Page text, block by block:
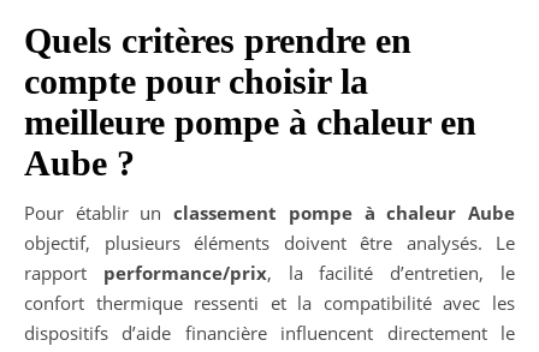
Quels critères prendre en
compte pour choisir la
meilleure pompe à chaleur en
Aube ?
Pour établir unclassement pompe à chaleur Aube
objectif, plusieurs éléments doivent être analysés. Le
rapport performance/prix, la facilité d’entretien, le
confort thermique ressenti et la compatibilité avec les
dispositifs d’aide financière influencent directement le